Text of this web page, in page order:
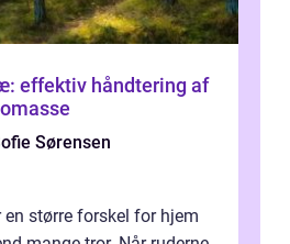
effektiv håndtering af
Sørensen
en større forskel for hjem